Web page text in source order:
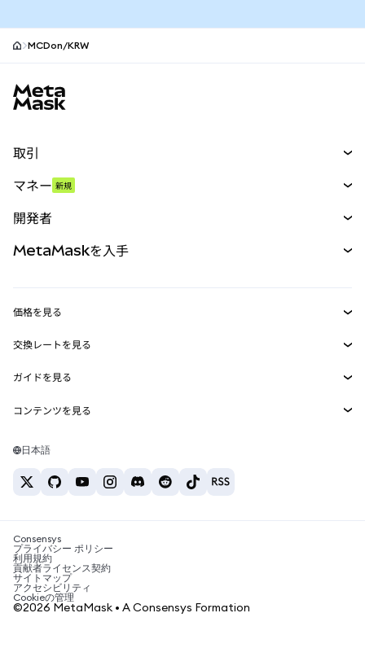
MCDon/KRW
取引
パーペチュアル
RWA
マネー 新規
開発者
MetaMask Connect
Snaps
Web3サービス
MetaMaskを入手
セキュリティ
サポート
キャリア
お問い合わせ
価格を見る
イーサリアムの価格
Solanaの価格
Tetherの価格
交換レートを見る
ETH→USD
USDT→INR
BTC→INR
ETH→USDT
ガイドを見る
ETHの購入
USDTの購入
SHIBの購入
BNBの購入
コンテンツを見る
Solanaウォレット
税制関連ニュース
暗号資産の購入方法は？
ビットコインを売るには？
日本語
Consensys
プライバシー ポリシー
利用規約
貢献者ライセンス契約
サイトマップ
アクセシビリティ
Cookieの管理
©2026 MetaMask • A Consensys Formation